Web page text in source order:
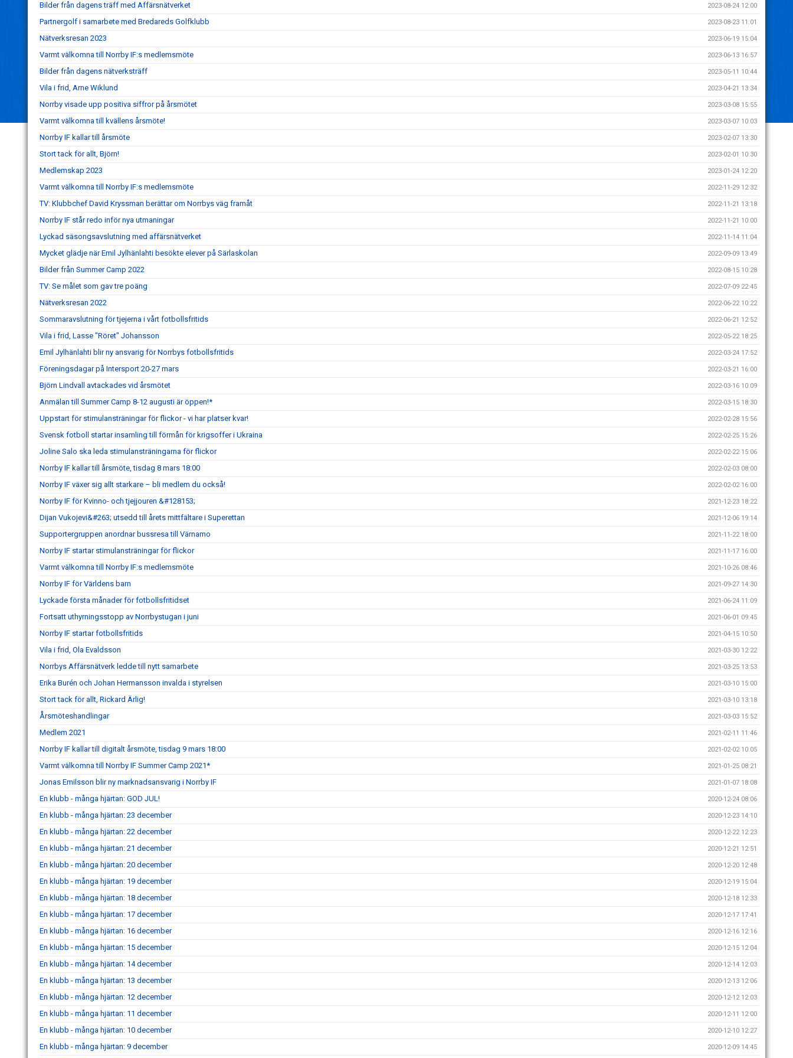
Bilder från dagens träff med Affärsnätverket 2023-08-24 12:00
Partnergolf i samarbete med Bredareds Golfklubb 2023-08-23 11:01
Nätverksresan 2023 2023-06-19 15:04
Varmt välkomna till Norrby IF:s medlemsmöte 2023-06-13 16:57
Bilder från dagens nätverksträff 2023-05-11 10:44
Vila i frid, Arne Wiklund 2023-04-21 13:34
Norrby visade upp positiva siffror på årsmötet 2023-03-08 15:55
Varmt välkomna till kvällens årsmöte! 2023-03-07 10:03
Norrby IF kallar till årsmöte 2023-02-07 13:30
Stort tack för allt, Björn! 2023-02-01 10:30
Medlemskap 2023 2023-01-24 12:20
Varmt välkomna till Norrby IF:s medlemsmöte 2022-11-29 12:32
TV: Klubbchef David Kryssman berättar om Norrbys väg framåt 2022-11-21 13:18
Norrby IF står redo inför nya utmaningar 2022-11-21 10:00
Lyckad säsongsavslutning med affärsnätverket 2022-11-14 11:04
Mycket glädje när Emil Jylhänlahti besökte elever på Särlaskolan 2022-09-09 13:49
Bilder från Summer Camp 2022 2022-08-15 10:28
TV: Se målet som gav tre poäng 2022-07-09 22:45
Nätverksresan 2022 2022-06-22 10:22
Sommaravslutning för tjejerna i vårt fotbollsfritids 2022-06-21 12:52
Vila i frid, Lasse "Röret" Johansson 2022-05-22 18:25
Emil Jylhänlahti blir ny ansvarig för Norrbys fotbollsfritids 2022-03-24 17:52
Föreningsdagar på Intersport 20-27 mars 2022-03-21 16:00
Björn Lindvall avtackades vid årsmötet 2022-03-16 10:09
Anmälan till Summer Camp 8-12 augusti är öppen!* 2022-03-15 18:30
Uppstart för stimulansträningar för flickor - vi har platser kvar! 2022-02-28 15:56
Svensk fotboll startar insamling till förmån för krigsoffer i Ukraina 2022-02-25 15:26
Joline Salo ska leda stimulansträningarna för flickor 2022-02-22 15:06
Norrby IF kallar till årsmöte, tisdag 8 mars 18:00 2022-02-03 08:00
Norrby IF växer sig allt starkare – bli medlem du också! 2022-02-02 16:00
Norrby IF för Kvinno- och tjejjouren &#128153; 2021-12-23 18:22
Dijan Vukojevi&#263; utsedd till årets mittfältare i Superettan 2021-12-06 19:14
Supportergruppen anordnar bussresa till Värnamo 2021-11-22 18:00
Norrby IF startar stimulansträningar för flickor 2021-11-17 16:00
Varmt välkomna till Norrby IF:s medlemsmöte 2021-10-26 08:46
Norrby IF för Världens barn 2021-09-27 14:30
Lyckade första månader för fotbollsfritidset 2021-06-24 11:09
Fortsatt uthyrningsstopp av Norrbystugan i juni 2021-06-01 09:45
Norrby IF startar fotbollsfritids 2021-04-15 10:50
Vila i frid, Ola Evaldsson 2021-03-30 12:22
Norrbys Affärsnätverk ledde till nytt samarbete 2021-03-25 13:53
Erika Burén och Johan Hermansson invalda i styrelsen 2021-03-10 15:00
Stort tack för allt, Rickard Ärlig! 2021-03-10 13:18
Årsmöteshandlingar 2021-03-03 15:52
Medlem 2021 2021-02-11 11:46
Norrby IF kallar till digitalt årsmöte, tisdag 9 mars 18:00 2021-02-02 10:05
Varmt välkomna till Norrby IF Summer Camp 2021* 2021-01-25 08:21
Jonas Emilsson blir ny marknadsansvarig i Norrby IF 2021-01-07 18:08
En klubb - många hjärtan: GOD JUL! 2020-12-24 08:06
En klubb - många hjärtan: 23 december 2020-12-23 14:10
En klubb - många hjärtan: 22 december 2020-12-22 12:23
En klubb - många hjärtan: 21 december 2020-12-21 12:51
En klubb - många hjärtan: 20 december 2020-12-20 12:48
En klubb - många hjärtan: 19 december 2020-12-19 15:04
En klubb - många hjärtan: 18 december 2020-12-18 12:33
En klubb - många hjärtan: 17 december 2020-12-17 17:41
En klubb - många hjärtan: 16 december 2020-12-16 12:16
En klubb - många hjärtan: 15 december 2020-12-15 12:04
En klubb - många hjärtan: 14 december 2020-12-14 12:03
En klubb - många hjärtan: 13 december 2020-12-13 12:06
En klubb - många hjärtan: 12 december 2020-12-12 12:03
En klubb - många hjärtan: 11 december 2020-12-11 12:00
En klubb - många hjärtan: 10 december 2020-12-10 12:27
En klubb - många hjärtan: 9 december 2020-12-09 14:45